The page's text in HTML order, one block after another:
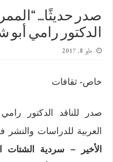
صدر حديثًا… “الممر
الدكتور رامي
مايو 8, 2017
خاص- ثقافات
صدر للناقد الدكتور
العربية للدراسات
الأخير – سردية الشتات